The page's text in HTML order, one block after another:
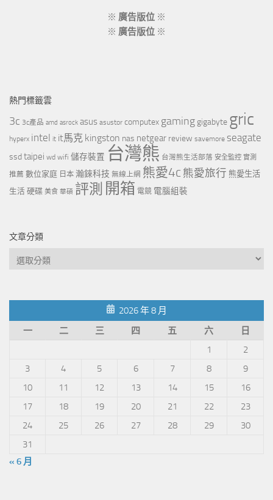
※ 廣告版位 ※
※ 廣告版位 ※
熱門標籤雲
3c 3c產品 amd asrock asus asustor computex gaming gigabyte gric
hyperx intel it it馬克 kingston nas netgear review savemore seagate
ssdtaipei wd wifi 儲存裝置 台灣熊 台灣熊生活部落 安全監控 實測
推薦 數位家庭 日本 瀚錸科技 無線上網 熊愛4c 熊愛旅行 熊愛生活
生活 硬碟 美食 華碩 評測 開箱 電競 電腦組裝
文章分類
文
類
2026 年 8 月
一
二 三 四 五 六
日
1
2
3
4 5 6 7 8
9
10
11 12 13 14 15
16
17
18 19 20 21 22
23
24
25 26 27 28 29
30
31
« 6 月